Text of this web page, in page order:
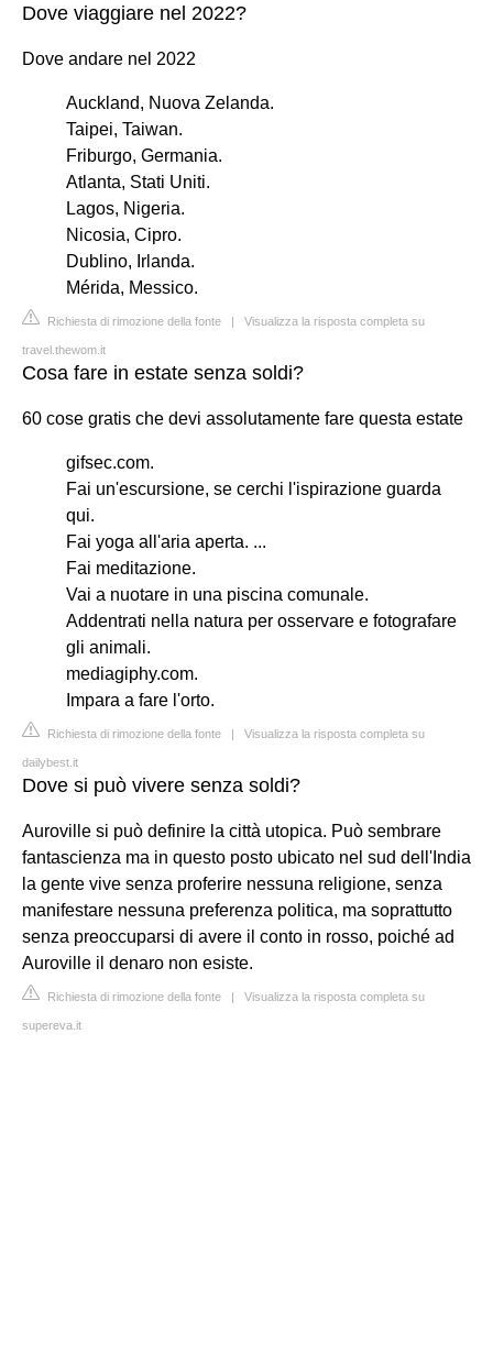
Dove viaggiare nel 2022?
Dove andare nel 2022
Auckland, Nuova Zelanda.
Taipei, Taiwan.
Friburgo, Germania.
Atlanta, Stati Uniti.
Lagos, Nigeria.
Nicosia, Cipro.
Dublino, Irlanda.
Mérida, Messico.
Richiesta di rimozione della fonte | Visualizza la risposta completa su
travel.thewom.it
Cosa fare in estate senza soldi?
60 cose gratis che devi assolutamente fare questa estate
gifsec.com.
Fai un'escursione, se cerchi l'ispirazione guarda
qui.
Fai yoga all'aria aperta. ...
Fai meditazione.
Vai a nuotare in una piscina comunale.
Addentrati nella natura per osservare e fotografare
gli animali.
mediagiphy.com.
Impara a fare l'orto.
Richiesta di rimozione della fonte | Visualizza la risposta completa su
dailybest.it
Dove si può vivere senza soldi?
Auroville si può definire la città utopica. Può sembrare
fantascienza ma in questo posto ubicato nel sud dell'India
la gente vive senza proferire nessuna religione, senza
manifestare nessuna preferenza politica, ma soprattutto
senza preoccuparsi di avere il conto in rosso, poiché ad
Auroville il denaro non esiste.
Richiesta di rimozione della fonte | Visualizza la risposta completa su
supereva.it